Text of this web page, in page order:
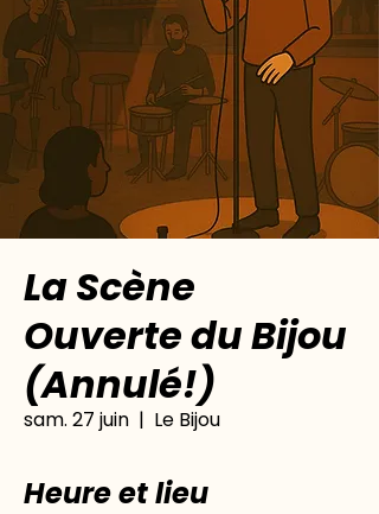
La Scène
Ouverte du Bijou
(Annulé!)
sam. 27 juin
  |
Le Bijou
Heure et lieu